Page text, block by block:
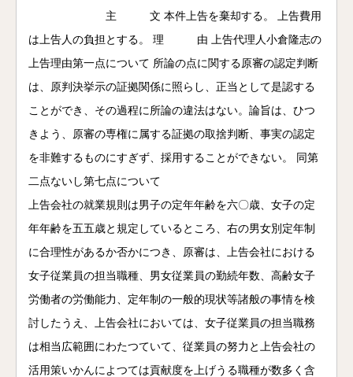
主 文 本件上告を棄却する。 上告費用
は上告人の負担とする。 理 由 上告代理人小倉隆志の
上告理由第一点について 所論の点に関する原審の認定判断
は、原判決挙示の証拠関係に照らし、正当として是認する
ことができ、その過程に所論の違法はない。論旨は、ひつ
きよう、原審の専権に属する証拠の取捨判断、事実の認定
を非難するものにすぎず、採用することができない。 同第
二点ないし第七点について
上告会社の就業規則は男子の定年年齢を六〇歳、女子の定
年年齢を五五歳と規定しているところ、右の男女別定年制
に合理性があるか否かにつき、原審は、上告会社における
女子従業員の担当職種、男女従業員の勤続年数、高齢女子
労働者の労働能力、定年制の一般的現状等諸般の事情を検
討したうえ、上告会社においては、女子従業員の担当職務
は相当広範囲にわたつていて、従業員の努力と上告会社の
活用策いかんによつては貢献度を上げうる職種が数多く含